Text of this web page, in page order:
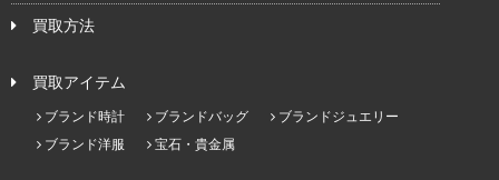
買取方法
買取アイテム
ブランド時計 ブランドバッグ
ブランドジュエリー
ブランド洋服
宝石・貴金属